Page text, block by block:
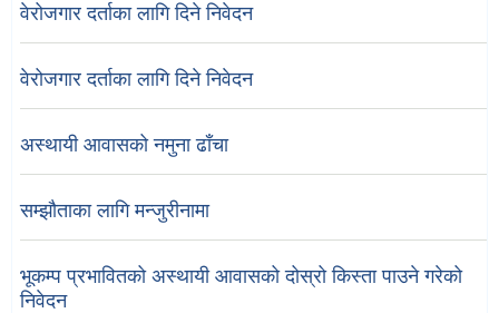
वेरोजगार दर्ताका लागि दिने निवेदन
वेरोजगार दर्ताका लागि दिने निवेदन
अस्थायी आवासको नमुना ढाँचा
सम्झौताका लागि मन्जुरीनामा
भूकम्प प्रभावितको अस्थायी आवासको दोस्रो किस्ता पाउने गरेको
निवेदन